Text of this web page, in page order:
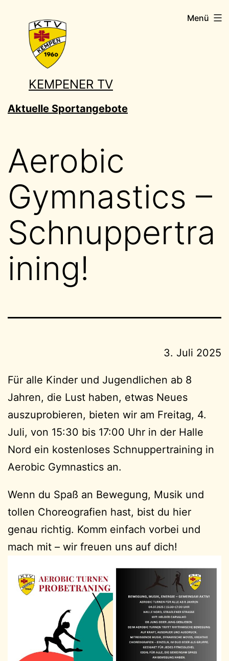
springen
KEMPENER TV
Menü
Aktuelle Sportangebote
Aerobic
Gymnastics –
Schnuppertra
ining!
3. Juli 2025
Für alle Kinder und Jugendlichen ab 8
Jahren, die Lust haben, etwas Neues
auszuprobieren, bieten wir am Freitag, 4.
Juli, von 15:30 bis 17:00 Uhr in der Halle
Nord ein kostenloses Schnuppertraining in
Aerobic Gymnastics an.
Wenn du Spaß an Bewegung, Musik und
tollen Choreografien hast, bist du hier
genau richtig. Komm einfach vorbei und
mach mit – wir freuen uns auf dich!